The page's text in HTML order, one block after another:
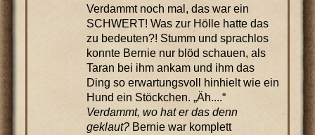
Verdammt noch mal, das war ein
SCHWERT! Was zur Hölle hatte das
zu bedeuten?! Stumm und sprachlos
konnte Bernie nur blöd schauen, als
Taran bei ihm ankam und ihm das
Ding so erwartungsvoll hinhielt wie ein
Hund ein Stöckchen. „Äh....“
Verdammt, wo hat er das denn
geklaut?Bernie war komplett